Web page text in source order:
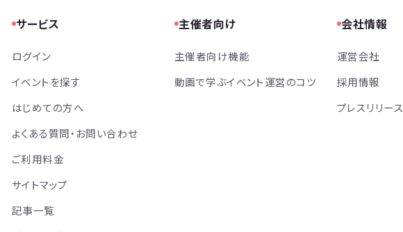
サービス
ログイン
イベントを探す
はじめての方へ
よくある質問・お問い合わせ
ご利用料金
サイトマップ
記事一覧
主催者向け
主催者向け機能
動画で学ぶイベント運営のコツ
会社情報
運営会社
採用情報
プレスリリース